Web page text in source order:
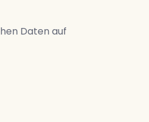
Daten auf